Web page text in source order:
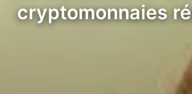
cryptomonnaies